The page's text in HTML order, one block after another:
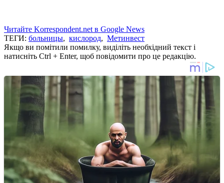
Читайте Korrespondent.net в Google News
ТЕГИ: больницы, кислород, Метинвест
Якщо ви помітили помилку, виділіть необхідний текст і
натисніть Ctrl + Enter, щоб повідомити про це редакцію.